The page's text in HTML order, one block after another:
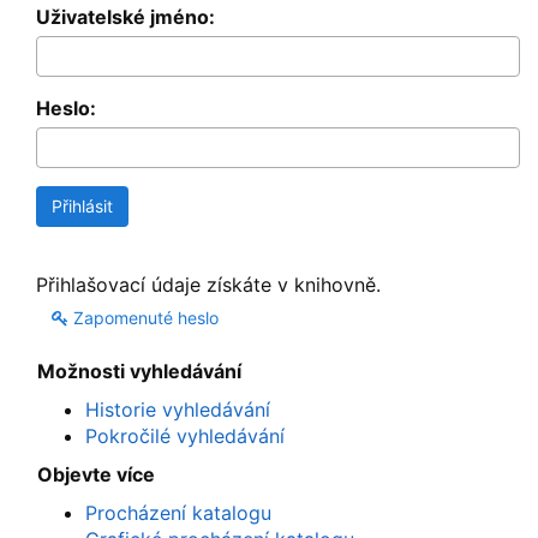
Uživatelské jméno:
Heslo:
Přihlašovací údaje získáte v knihovně.
Zapomenuté heslo
Možnosti vyhledávání
Historie vyhledávání
Pokročilé vyhledávání
Objevte více
Procházení katalogu